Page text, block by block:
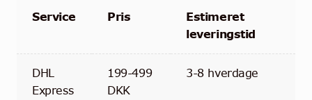
Service Pris
Estimeret
leveringstid
DHL
Express
199-499
DKK
3-8 hverdage